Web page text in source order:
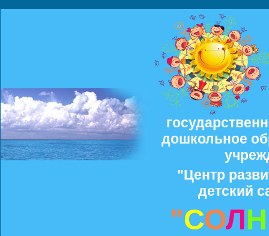
дошкольное
"Центр
детский
"СОЛН